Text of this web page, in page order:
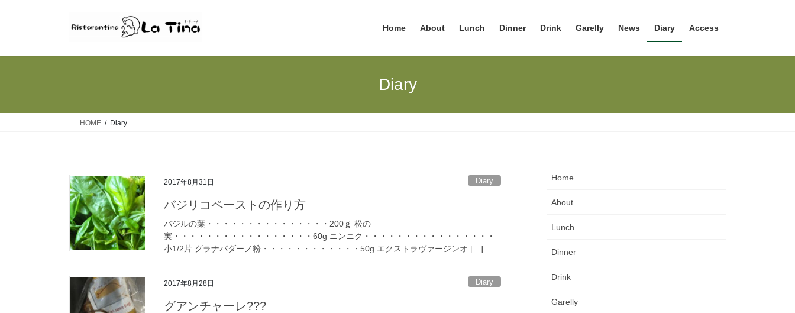
Home About Lunch Dinner Drink Garelly News Diary Access
Diary
HOME Diary
2017年8月31日 Diary
バジリコペーストの作り方
バジルの葉・・・・・・・・・・・・・・・200ｇ 松の
実・・・・・・・・・・・・・・・・・60g ニンニク・・・・・・・・・・・・・・・・
小1/2片 グラナパダーノ粉・・・・・・・・・・・・50g エクストラヴァージンオ […]
2017年8月28日 Diary
グアンチャーレ???
Home
About
Lunch
Dinner
Drink
Garelly